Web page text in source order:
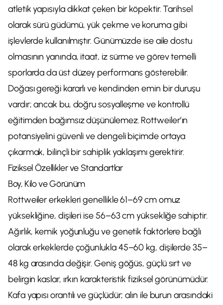
atletik yapısıyla dikkat çeken bir köpektir. Tarihsel
olarak sürü güdümü, yük çekme ve koruma gibi
işlevlerde kullanılmıştır. Günümüzde ise aile dostu
olmasının yanında, itaat, iz sürme ve görev temelli
sporlarda da üst düzey performans gösterebilir.
Doğası gereği kararlı ve kendinden emin bir duruşu
vardır; ancak bu, doğru sosyalleşme ve kontrollü
eğitimden bağımsız düşünülemez. Rottweiler’ın
potansiyelini güvenli ve dengeli biçimde ortaya
çıkarmak, bilinçli bir sahiplik yaklaşımı gerektirir.
Fiziksel Özellikler ve Standartlar
Boy, Kilo ve Görünüm
Rottweiler erkekleri genellikle 61–69 cm omuz
yüksekliğine, dişileri ise 56–63 cm yüksekliğe sahiptir.
Ağırlık, kemik yoğunluğu ve genetik faktörlere bağlı
olarak erkeklerde çoğunlukla 45–60 kg, dişilerde 35–
48 kg arasında değişir. Geniş göğüs, güçlü sırt ve
belirgin kaslar, ırkın karakteristik fiziksel görünümüdür.
Kafa yapısı orantılı ve güçlüdür; alın ile burun arasındaki